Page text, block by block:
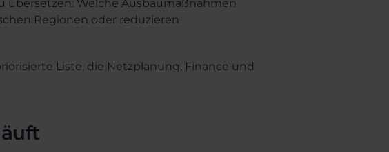
übersetzen: Welche Ausbaumaßnahmen
Regionen oder reduzieren
Liste, die Netzplanung, Finance und